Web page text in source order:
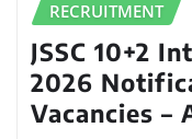
RECRUITMENT
JSSC 10+2
2026
Vacancies –